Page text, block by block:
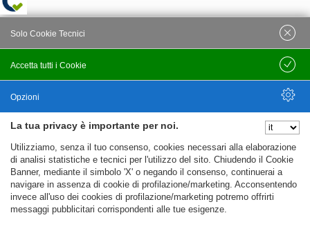
La tua privacy è importante per noi.
Utilizziamo, senza il tuo consenso, cookies necessari alla elaborazione
di analisi statistiche e tecnici per l'utilizzo del sito. Chiudendo il Cookie
Banner, mediante il simbolo 'X' o negando il consenso, continuerai a
navigare in assenza di cookie di profilazione/marketing. Acconsentendo
invece all'uso dei cookies di profilazione/marketing potremo offrirti
messaggi pubblicitari corrispondenti alle tue esigenze.
Accetta tutti i Cookie
Solo Cookie Tecnici
Salva
Opzioni
Nascondi Opzioni